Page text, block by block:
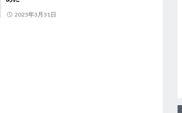
2025年3月31日